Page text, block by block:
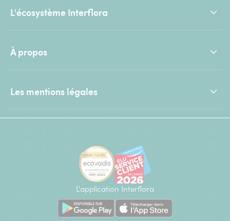
L'écosystème Interflora
À propos
Les mentions légales
L'application Interflora